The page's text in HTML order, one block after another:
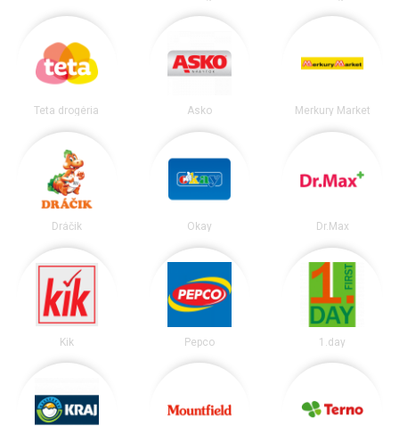
Teta drogéria Asko Merkury Market
Dráčik Okay Dr.Max
Kik Pepco 1.day